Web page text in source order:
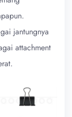
jantungnya
attachment